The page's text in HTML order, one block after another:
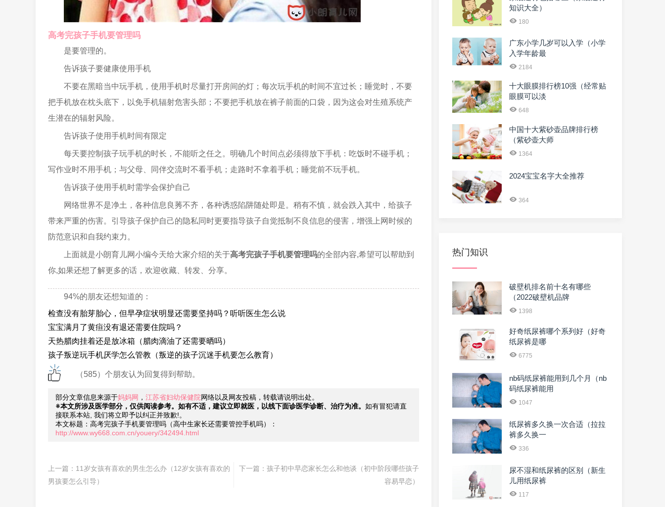
高考完孩子手机要管理吗
是要管理的。
告诉孩子要健康使用手机
不要在黑暗当中玩手机，使用手机时尽量打开房间的灯；每次玩手机的时间不宜过长；睡觉时，不要
把手机放在枕头底下，以免手机辐射危害头部；不要把手机放在裤子前面的口袋，因为这会对生殖系统产
生潜在的辐射风险。
告诉孩子使用手机时间有限定
每天要控制孩子玩手机的时长，不能听之任之。明确几个时间点必须得放下手机：吃饭时不碰手机；
写作业时不用手机；与父母、同伴交流时不看手机；走路时不拿着手机；睡觉前不玩手机。
告诉孩子使用手机时需学会保护自己
网络世界不是净土，各种信息良莠不齐，各种诱惑陷阱随处即是。稍有不慎，就会跌入其中，给孩子
带来严重的伤害。引导孩子保护自己的隐私同时更要指导孩子自觉抵制不良信息的侵害，增强上网时候的
防范意识和自我约束力。
上面就是小朗育儿网小编今天给大家介绍的关于高考完孩子手机要管理吗的全部内容,希望可以帮助到
你,如果还想了解更多的话，欢迎收藏、转发、分享。
94%的朋友还想知道的：
检查没有胎芽胎心，但早孕症状明显还需要坚持吗？听听医生怎么说
宝宝满月了黄疸没有退还需要住院吗？
天热腊肉挂着还是放冰箱（腊肉滴油了还需要晒吗）
孩子叛逆玩手机厌学怎么管教（叛逆的孩子沉迷手机要怎么教育）
（585）个朋友认为回复得到帮助。
部分文章信息来源于妈妈网 ， 江苏省妇幼保健院网络以及网友投稿，转载请说明出处。
※本文所涉及医学部分，仅供阅读参考。如有不适，建议立即就医，以线下面诊医学诊断、治疗为准。 如有冒犯请直
接联系本站, 我们将立即予以纠正并致歉!。
本文标题：高考完孩子手机要管理吗（高中生家长还需要管控手机吗）：
http://www.wy668.com.cn/youery/342494.html
上一篇： 11岁女孩有喜欢的男生怎么办（12岁女孩有喜欢的
男孩要怎么引导）
下一篇： 孩子初中早恋家长怎么和他谈（初中阶段哪些孩子
容易早恋）
知识大全）
180
广东小学几岁可以入学（小学
入学年龄最
2184
十大眼膜排行榜10强（经常贴
眼膜可以淡
648
中国十大紫砂壶品牌排行榜
（紫砂壶大师
1364
2024宝宝名字大全推荐
364
热门知识
破壁机排名前十名有哪些
（2022破壁机品牌
1398
好奇纸尿裤哪个系列好（好奇
纸尿裤是哪
6775
nb码纸尿裤能用到几个月（nb
码纸尿裤能用
1047
纸尿裤多久换一次合适（拉拉
裤多久换一
336
尿不湿和纸尿裤的区别（新生
儿用纸尿裤
117